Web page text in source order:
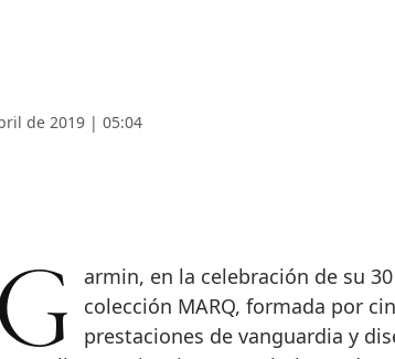
de 2019 | 05:04
de su 30 aniversario, ha presentado la
colección MARQ, formada por
prestaciones de vanguardia y